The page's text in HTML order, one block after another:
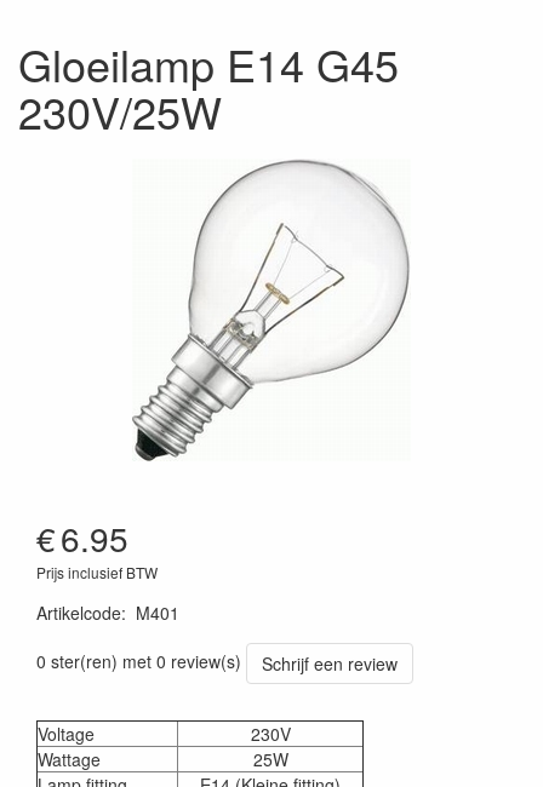
Gloeilamp E14 G45
230V/25W
€6.95
Prijs inclusief BTW
Artikelcode: M401
0 ster(ren) met 0 review(s)
Schrijf een review
Voltage
230V
Wattage
25W